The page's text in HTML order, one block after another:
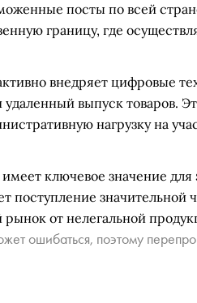
посты по всей
границу, где
внедряет цифровые
выпуск товаров.
нагрузку на
ключевое значение
поступление значительной
от нелегальной
ошибаться, поэтому